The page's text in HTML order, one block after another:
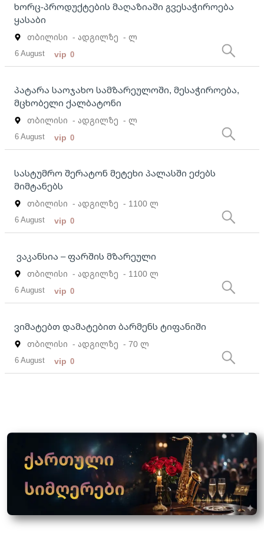
ხორც-პროდუქტების მაღაზიაში გვესაჭიროება
ყასაბი
თბილისი - ადგილზე - ლ
6 August vip 0
პატარა საოჯახო სამზარეულოში, მესაჭიროება,
მცხობელი ქალბატონი
თბილისი - ადგილზე - ლ
6 August vip 0
სასტუმრო შერატონ მეტეხი პალასში ეძებს
მიმტანებს
თბილისი - ადგილზე - 1100 ლ
6 August vip 0
ვაკანსია – ფარშის მზარეული
თბილისი - ადგილზე - 1100 ლ
6 August vip 0
ვიმატებთ დამატებით ბარმენს ტიფანიში
თბილისი - ადგილზე - 70 ლ
6 August vip 0